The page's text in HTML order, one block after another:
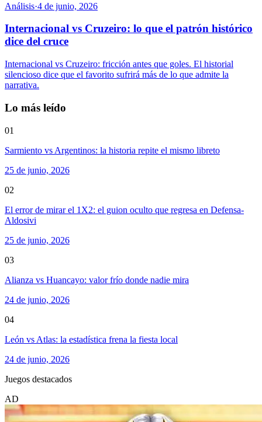
Análisis·4 de junio, 2026
Internacional vs Cruzeiro: lo que el patrón histórico
dice del cruce
Internacional vs Cruzeiro: fricción antes que goles. El historial
silencioso dice que el favorito sufrirá más de lo que admite la
narrativa.
Lo más leído
01
Sarmiento vs Argentinos: la historia repite el mismo libreto
25 de junio, 2026
02
El error de mirar el 1X2: el guion oculto que regresa en Defensa-
Aldosivi
25 de junio, 2026
03
Alianza vs Huancayo: valor frío donde nadie mira
24 de junio, 2026
04
León vs Atlas: la estadística frena la fiesta local
24 de junio, 2026
Juegos destacados
AD